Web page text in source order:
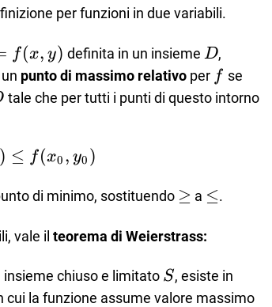
per funzioni in due variabili.
f(x, y) definita in un insieme D
D,
punto di massimo relativo per ff se
tale che per tutti i punti di questo intorno
f(x,y)\le f(x_{0},y_{0})
) ≤ f(x0 , y0 )
di minimo, sostituendo \ge
≥ a \le
≤.
vale il teorema di Weierstrass:
insieme chiuso e limitato S
S, esiste in
la funzione assume valore massimo